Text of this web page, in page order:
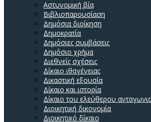
Αστυνομική βία
Βιβλιοπαρουσίαση
Δημόσια διοίκηση
Δημοκρατία
Δημόσιες συμβάσεις
Δημόσιο χρήμα
Διεθνείς σχέσεις
Δίκαιο ιθαγένειας
Δικαστική εξουσία
Δίκαιο και ιστορία
Δίκαιο του ελεύθερου
Διοικητική δικονομία
Διοικητικό δίκαιο